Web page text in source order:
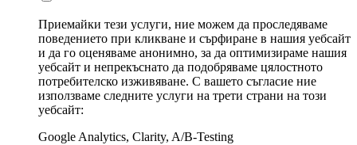
Приемайки тези услуги, ние можем да проследяваме
поведението при кликване и сърфиране в нашия уебсайт
и да го оценяваме анонимно, за да оптимизираме нашия
уебсайт и непрекъснато да подобряваме цялостното
потребителско изживяване. С вашето съгласие ние
използваме следните услуги на трети страни на този
уебсайт:
Google Analytics, Clarity, A/B-Testing